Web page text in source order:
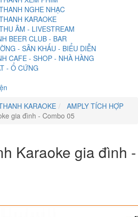
NGHE NHẠC
KARAOKE
ÂM - LIVESTREAM
BEER CLUB - BAR
- SÂN KHẤU - BIỂU DIỄN
CAFE - SHOP - NHÀ HÀNG
- Ổ CỨNG
KARAOKE
AMPLY TÍCH HỢP
gia đình - Combo 05
Karaoke gia đình -